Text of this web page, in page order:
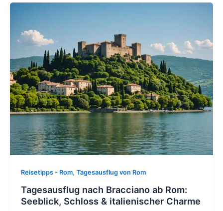
Reisetipps - Rom, Tagesausflug von Rom
Tagesausflug nach Bracciano ab Rom:
Seeblick, Schloss & italienischer Charme